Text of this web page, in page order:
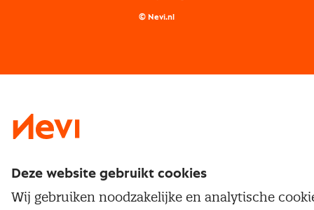
Nevi 2
© Nevi.nl
Deze website gebruikt cookies
Wij gebruiken noodzakelijke en analytische